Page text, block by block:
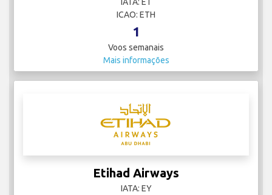
IATA: ET
ICAO: ETH
1
Voos semanais
Mais informações
Etihad Airways
IATA: EY